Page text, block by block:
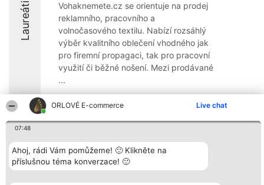
ORLOVÉ E-commerce Live chat
07:48
Ahoj, rádi Vám pomůžeme! 🙂 Klikněte na
příslušnou téma konverzace! 🙂
Laureáti
Vohaknemete.cz se orientuje na prodej
reklamního, pracovního a
volnočasového textilu. Nabízí rozsáhlý
výběr kvalitního oblečení vhodného jak
pro firemní propagaci, tak pro pracovní
využití či běžné nošení. Mezi prodávané
...
8.6
Organizátor hlasování
Bright Side Solutions sp. z o.
o. sp. k.
ul. Ruska 22
Plebiscyt
Vítězové
Seznam všech
laureátů
Kontakt